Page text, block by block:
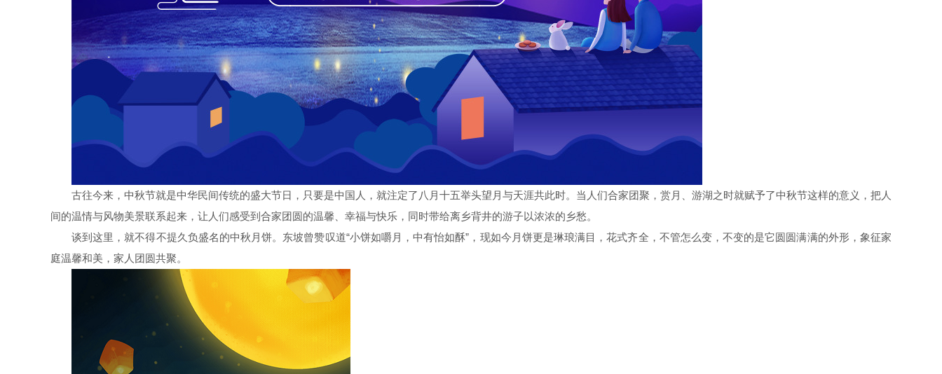
古往今来，中秋节就是中华民间传统的盛大节日，只要是中国人，就注定了八月十五举头望月与天涯共此时。当人们合家团聚，赏月、游湖之时就赋予了中秋节这样的意义，把人
间的温情与风物美景联系起来，让人们感受到合家团圆的温馨、幸福与快乐，同时带给离乡背井的游子以浓浓的乡愁。
谈到这里，就不得不提久负盛名的中秋月饼。东坡曾赞叹道“小饼如嚼月，中有怡如酥”，现如今月饼更是琳琅满目，花式齐全，不管怎么变，不变的是它圆圆满满的外形，象征家
庭温馨和美，家人团圆共聚。